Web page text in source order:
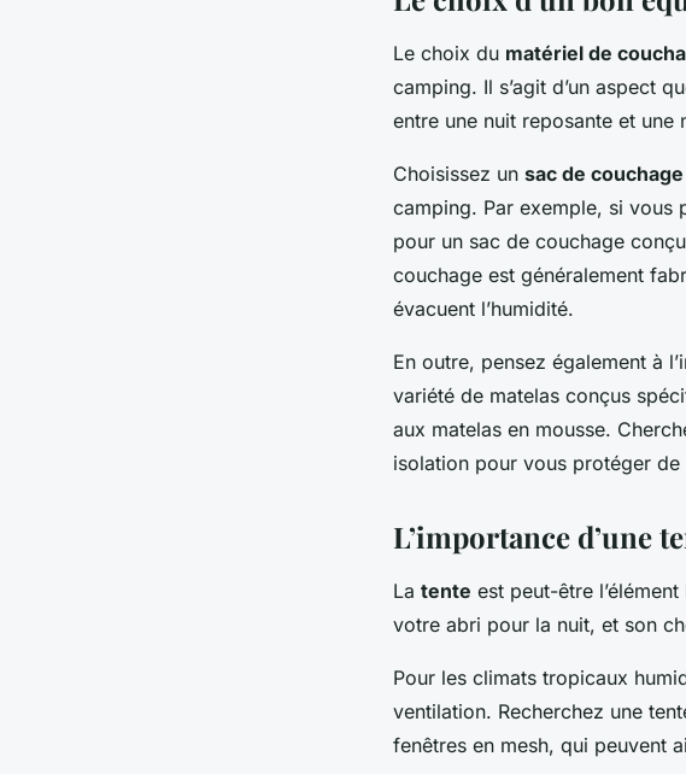
Le choix du matériel de
camping. Il s’agit d’un aspect
entre une nuit reposante et une
Choisissez un sac de couchage
camping. Par exemple, si vous
pour un sac de couchage
couchage est généralement
évacuent l’humidité.
En outre, pensez également à
variété de matelas conçus
aux matelas en mousse.
isolation pour vous protéger de
L’importance d’une
La tente est peut-être
votre abri pour la nuit, et son
Pour les climats tropicaux
ventilation. Recherchez une
fenêtres en mesh, qui peuvent